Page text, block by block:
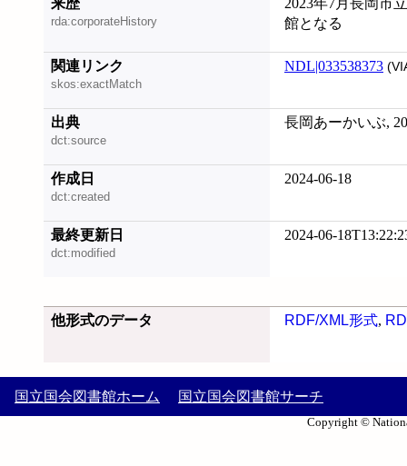
来歴
rda:corporateHistory
2023年7月長岡市
館となる
関連リンク
skos:exactMatch
NDL|033538373
出典
dct:source
長岡あーかいぶ,
作成日
dct:created
2024-06-18
最終更新日
dct:modified
2024-06-
他形式のデータ RDF/XML形式,
国立国会図書館ホーム 国立国会図書館サーチ
Copyright ©